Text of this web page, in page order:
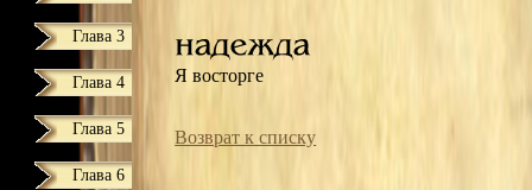
Глава 3
Глава 4
Глава 5
Глава 6
Я восторге
Возврат к списку